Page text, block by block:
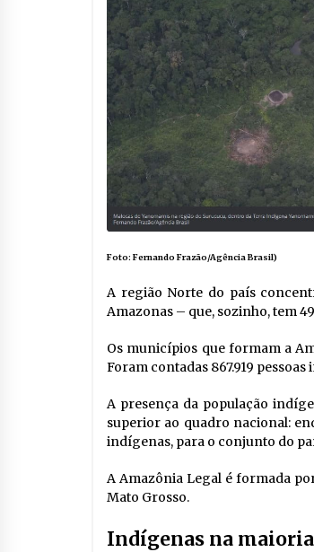
Foto: Fernando Frazão/Agência Brasil)
A região Norte do país
Amazonas – que, sozinho, tem
Os municípios que formam a
Foram contadas 867.919
A presença da população
superior ao quadro nacional:
indígenas, para o conjunto do
A Amazônia Legal é formada
Mato Grosso.
Indígenas na maioria